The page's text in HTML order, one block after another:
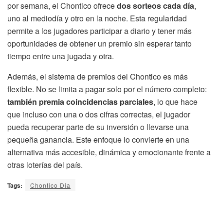
por semana, el Chontico ofrecedos sorteos cada día,
uno al mediodía y otro en la noche. Esta regularidad
permite a los jugadores participar a diario y tener más
oportunidades de obtener un premio sin esperar tanto
tiempo entre una jugada y otra.
Además, el sistema de premios del Chontico es más
flexible. No se limita a pagar solo por el número completo:
también premia coincidencias parciales, lo que hace
que incluso con una o dos cifras correctas, el jugador
pueda recuperar parte de su inversión o llevarse una
pequeña ganancia. Este enfoque lo convierte en una
alternativa más accesible, dinámica y emocionante frente a
otras loterías del país.
Tags: Chontico Dia